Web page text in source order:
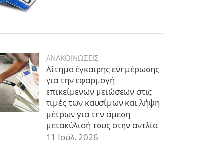
ΑΝΑΚΟΙΝΩΣΕΙΣ
Αίτημα έγκαιρης ενημέρωσης
για την εφαρμογή
επικείμενων μειώσεων στις
τιμές των καυσίμων και λήψη
μέτρων για την άμεση
μετακύλισή τους στην αντλία
11 Ιούλ. 2026